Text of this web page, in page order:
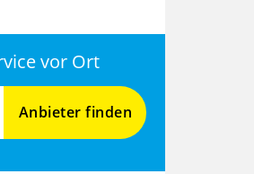
vor Ort
Anbieter finden